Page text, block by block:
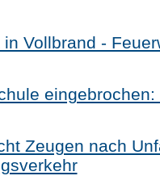
in Vollbrand -
Zeugen nach